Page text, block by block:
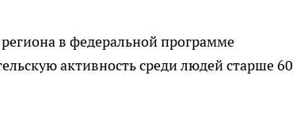
в федеральной программе
активность среди людей старше 60